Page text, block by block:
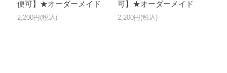
便可】★オーダーメイド
2,200円(税込)
可】★オーダーメイド
2,200円(税込)